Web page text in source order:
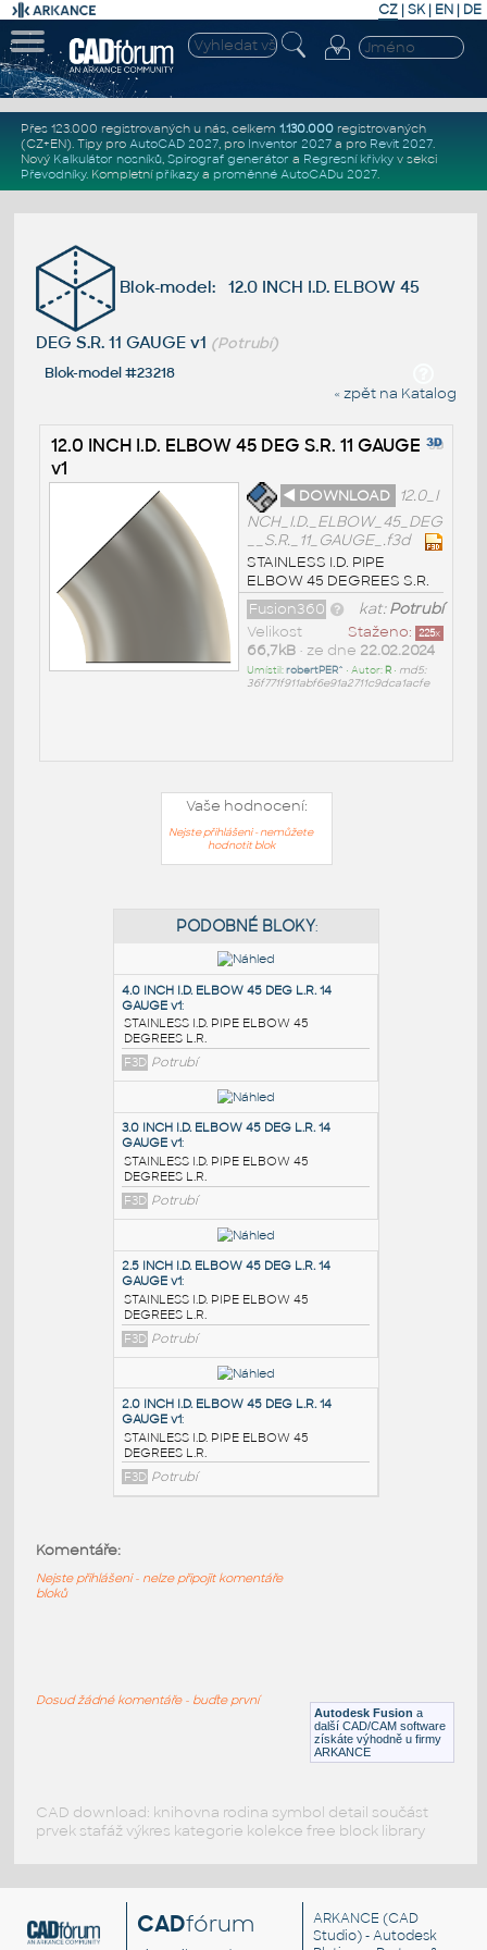
CZ | SK| EN | DE
Přes 123.000 registrovaných u nás, celkem 1.130.000registrovaných
(CZ+EN). Tipy pro AutoCAD 2027, pro Inventor 2027a pro Revit 2027.
Nový Kalkulátor nosníků, Spirograf generátor a Regresní křivkyv sekci
Převodníky. Kompletní příkazya proměnné AutoCADu 2027.
Blok-model: 12.0 INCH I.D. ELBOW 45
DEG S.R. 11 GAUGE v1 (Potrubí)
Blok-model #23218
« zpět na Katalog
12.0 INCH I.D. ELBOW 45 DEG S.R. 11 GAUGE
v1
◄ DOWNLOAD
12.0_I
NCH_I.D._ELBOW_45_DEG
__S.R._11_GAUGE_.f3d
STAINLESS I.D. PIPE
ELBOW 45 DEGREES S.R.
kat:Potrubí
Fusion360
Staženo: 225x
Velikost
66,7kB• ze dne 22.02.2024
Umístil:robertPER^ • Autor: R• md5:
36f771f911abf6e91a2711c9dca1acfe
Vaše hodnocení:
Nejste přihlášeni - nemůžete
hodnotit blok
PODOBNÉ BLOKY
4.0 INCH I.D. ELBOW 45 DEG L.R. 14
GAUGE v1:
STAINLESS I.D. PIPE ELBOW 45
DEGREES L.R.
F3D Potrubí
3.0 INCH I.D. ELBOW 45 DEG L.R. 14
GAUGE v1
STAINLESS I.D. PIPE ELBOW 45
DEGREES L.R.
F3D Potrubí
2.5 INCH I.D. ELBOW 45 DEG L.R. 14
F3D Potrubí
STAINLESS I.D. PIPE ELBOW 45
DEGREES L.R.
Autodesk Fusion a
další CAD/CAM software
získáte výhodně u firmy
ARKANCE
Komentáře:
Nejste přihlášeni - nelze připojit komentáře
bloků
Dosud žádné komentáře - buďte první
CAD download: knihovna rodina symbol detail součást
prvek stafáž výkres kategorie kolekce free block library
CADfórum ARKANCE (CAD
Studio) - Autodesk